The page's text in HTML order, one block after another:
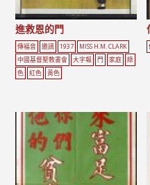
進救恩的門
傳福音 邀請 1937
MISS H.M. CLARK
中國基督聖教書會
大字報 門 家庭
綠
色
紅色 黃色